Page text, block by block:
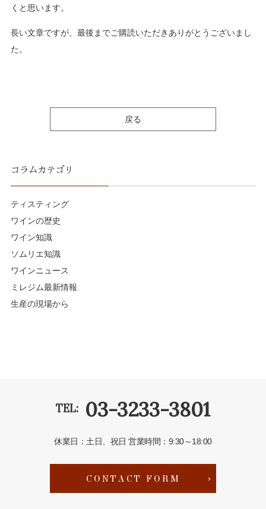
くと思います。
長い文章ですが、最後までご購読いただきありがとうございまし
た。
戻る
コラムカテゴリ
ティスティング
ワインの歴史
ワイン知識
ソムリエ知識
ワインニュース
ミレジム最新情報
生産の現場から
TEL: 03-3233-3801
休業日：土日、祝日営業時間：9:30～18:00
CONTACT FORM